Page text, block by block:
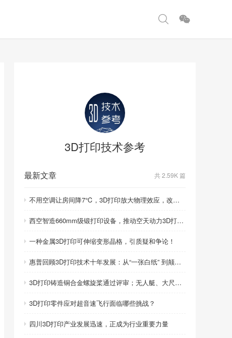
3D打印技术参考
最新文章 共 2.59K 篇
不用空调让房间降7℃，3D打印放大物理效应，改写制冷模式
西空智造660mm级锻打印设备，推动空天动力3D打印智造升级
一种金属3D打印可伸缩变形晶格，引质疑和争论！
惠普回顾3D打印技术十年发展：从“一张白纸” 到颠覆性创新
3D打印铸造铜合金螺旋桨通过评审；无人艇、大尺寸热交换器3D打印；人民网报道两家3D打印企业
3D打印零件应对超音速飞行面临哪些挑战？
四川3D打印产业发展迅速，正成为行业重要力量